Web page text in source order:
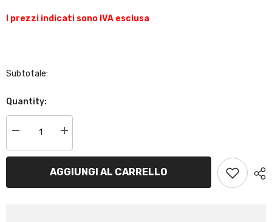
I prezzi indicati sono IVA esclusa
Subtotale:
Quantity:
Decrease
for
Moto
Increase
for
GEL|
Moto
AGGIUNGI AL CARRELLO